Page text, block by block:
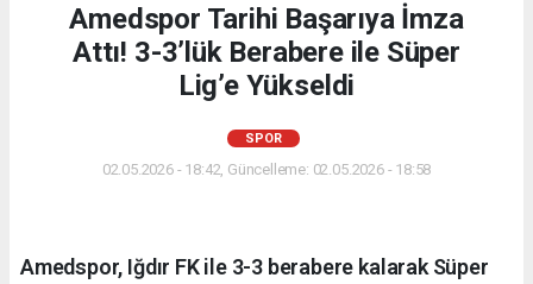
Amedspor Tarihi Başarıya İmza
Attı! 3-3’lük Berabere ile Süper
Lig’e Yükseldi
SPOR
02.05.2026 - 18:42, Güncelleme: 02.05.2026 - 18:58
Amedspor, Iğdır FK ile 3-3 berabere kalarak Süper